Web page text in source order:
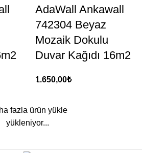
AdaWall Ankawall
742304 Beyaz
Mozaik Dokulu
Duvar Kağıdı 16m2
1.650,00₺
fazla ürün yükle
yükleniyor...